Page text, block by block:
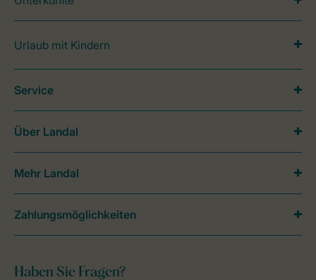
Urlaub mit Kindern
Haben Sie Fragen?
Service
Über Landal
Mehr Landal
Zahlungsmöglichkeiten